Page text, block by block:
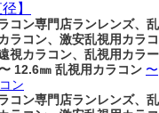
】
コン専門店ランレンズ、乱
ラコン、激安乱視用カラコ
視カラコン、乱視用カラー
12.6㎜ 乱視用カラコン 〜
ン
コン専門店ランレンズ、乱